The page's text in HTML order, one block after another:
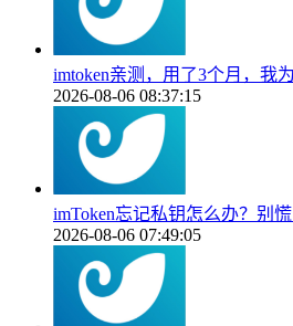
imtoken亲测，用了3个月，我
2026-08-06 08:37:15
imToken忘记私钥怎么办？别
2026-08-06 07:49:05